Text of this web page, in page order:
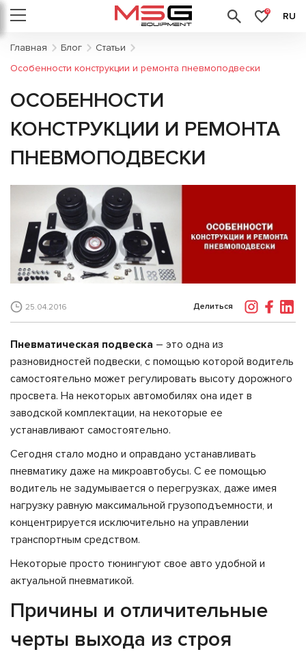
0 RU
Главная Блог
Статьи
Особенности конструкции и ремонта пневмоподвески
ОСОБЕННОСТИ
КОНСТРУКЦИИ И РЕМОНТА
ПНЕВМОПОДВЕСКИ
25.04.2016 Делиться
Пневматическая подвеска – это одна из
разновидностей подвески, с помощью которой водитель
самостоятельно может регулировать высоту дорожного
просвета. На некоторых автомобилях она идет в
заводской комплектации, на некоторые ее
устанавливают самостоятельно.
Сегодня стало модно и оправдано устанавливать
пневматику даже на микроавтобусы. С ее помощью
водитель не задумывается о перегрузках, даже имея
нагрузку равную максимальной грузоподъемности, и
концентрируется исключительно на управлении
транспортным средством.
Некоторые просто тюнингуют свое авто удобной и
актуальной пневматикой.
Причины и отличительные
черты выхода из строя